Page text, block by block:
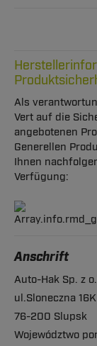
Als
Vert auf die
angebotenen
Generellen
Ihnen
Verfügung:
Anschrift
Auto-Hak Sp. z
ul.Sloneczna 16K
76-200 Slupsk
Województwo